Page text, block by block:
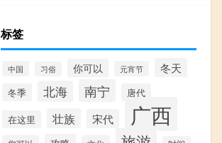
标签
中国 习俗 你可以 元宵节 冬天
冬季 北海 南宁
唐代
在这里
壮族 宋代 广西